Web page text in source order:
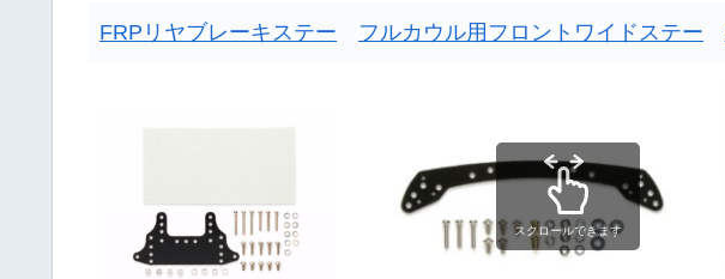
FRPリヤブレーキステー フルカウル用フロントワイドステー
スクロールできます